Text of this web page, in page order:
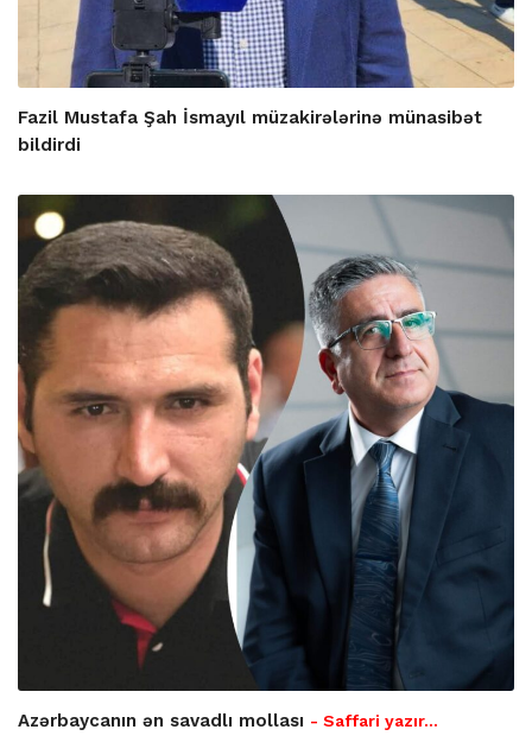
Fazil Mustafa Şah İsmayıl müzakirələrinə münasibət
bildirdi
Azərbaycanın ən savadlı mollası - Saffari yazır…